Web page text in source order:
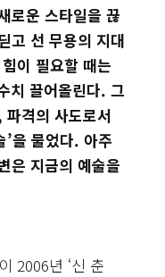
로운 스타일을 끊
고 선 무용의 지대
이 필요할 때는
치 끌어올린다. 그
격의 사도로서
을 물었다. 아주
은 지금의 예술을
2006년 ‘신 춘